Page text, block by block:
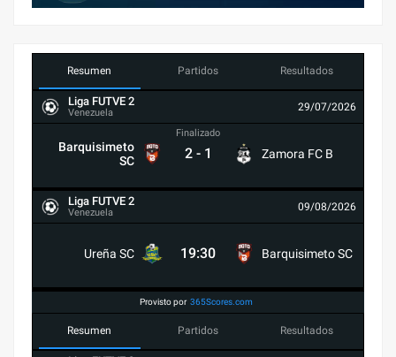
Resumen Partidos Resultados
Liga FUTVE 2
Venezuela 29/07/2026
Barquisimeto
SC
Finalizado
2 - 1 Zamora FC B
Liga FUTVE 2
Venezuela 09/08/2026
Ureña SC 19:30 Barquisimeto SC
Provisto por 365Scores.com
Resumen Partidos Resultados